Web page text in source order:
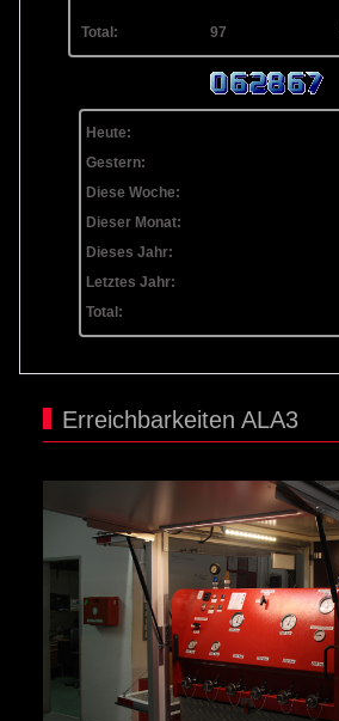
Total: 97
Heute:
Gestern:
Diese Woche:
Dieser Monat:
Dieses Jahr:
Letztes Jahr:
Total:
Erreichbarkeiten ALA3